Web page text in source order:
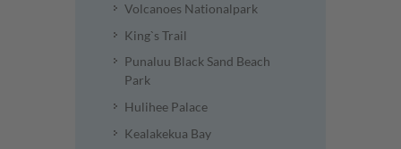
Volcanoes Nationalpark
King`s Trail
Punaluu Black Sand Beach
Park
Hulihee Palace
Kealakekua Bay